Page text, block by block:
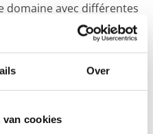
Over
van cookies
domaine avec différentes
visibilité accrue dans
présence
présence dans les
des moteurs de